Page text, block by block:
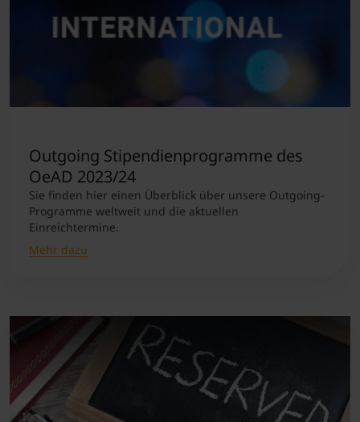
Outgoing Stipendienprogramme des
OeAD 2023/24
Sie finden hier einen Überblick über unsere Outgoing-
Programme weltweit und die aktuellen
Einreichtermine.
Mehr dazu